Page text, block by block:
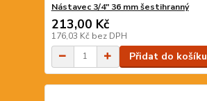
Nástavec 3/4" 36 mm šestihranný
213,00 Kč
176,03 Kč bez DPH
Přidat do košíku